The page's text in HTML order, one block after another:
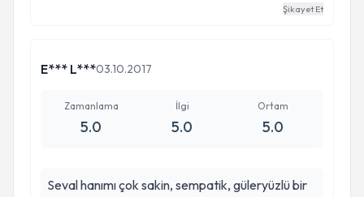
ederim.
Şikayet Et
E*** L***03.10.2017
Zamanlama
5.0
İlgi
5.0
Ortam
5.0
Seval hanımı çok sakin, sempatik, güleryüzlü bir